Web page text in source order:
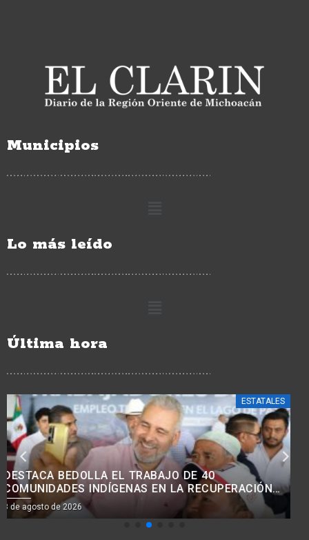
Municipios
Lo más leído
Última hora
ESTATALES
AVANZA MODERNIZACIÓN VIAL EN COMUNIDADES
INDÍGENAS, CON MEJORA DE 38 KM DE CAMINOS:
ROGELIO ZARAZÚA.<BR>
8 de agosto de 2026